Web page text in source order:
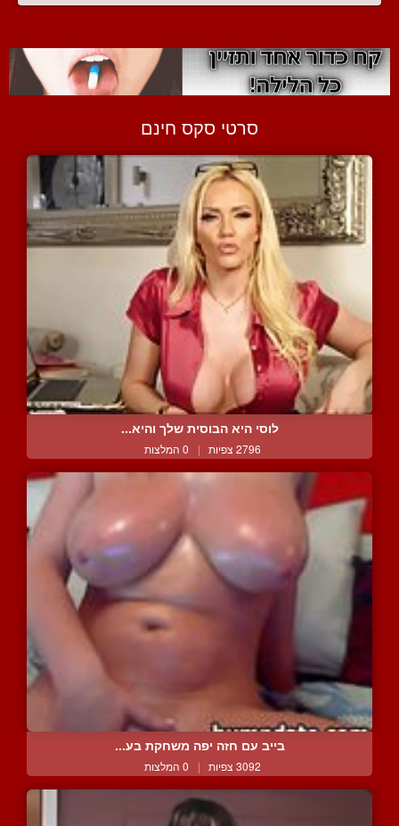
סרטי סקס חינם
לוסי היא הבוסית שלך והיא...
2796 צפיות | 0 המלצות
בייב עם חזה יפה משחקת בע...
3092 צפיות | 0 המלצות